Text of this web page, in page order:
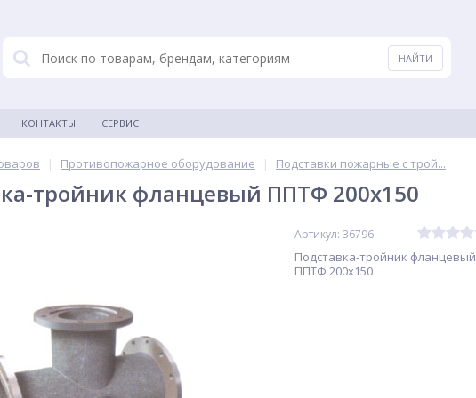
КОНТАКТЫ СЕРВИС
| Противопожарное оборудование | Подставки пожарные с трой...
тройник фланцевый ППТФ 200х150
Артикул: 36796
Подставка-тройник фланцевый
ППТФ 200х150